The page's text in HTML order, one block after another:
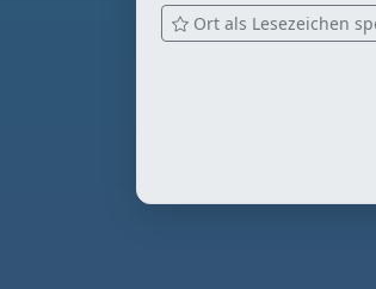
Ort als Lesezeichen